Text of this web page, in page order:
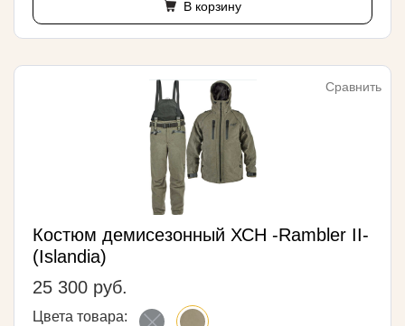
В корзину
Сравнить
Костюм демисезонный ХСН -Rambler II-
(Islandia)
25 300 руб.
Цвета товара: